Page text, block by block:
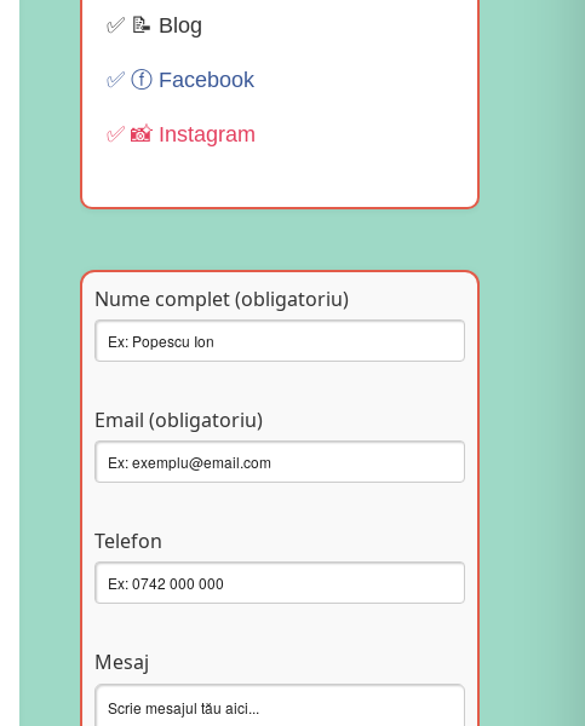
✅ 📝 Blog
✅ ⓕ Facebook
✅ 📸 Instagram
Nume complet (obligatoriu)
Email (obligatoriu)
Telefon
Mesaj